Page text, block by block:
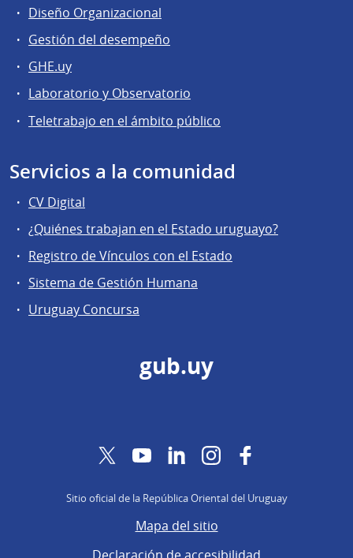
Diseño Organizacional
Gestión del desempeño
GHE.uy
Laboratorio y Observatorio
Teletrabajo en el ámbito público
Servicios a la comunidad
CV Digital
¿Quiénes trabajan en el Estado uruguayo?
Registro de Vínculos con el Estado
Sistema de Gestión Humana
Uruguay Concursa
gub.uy
TwitterYouTubeLinkedInInstagram
Sitio oficial de la República Oriental del Uruguay
Mapa del sitio